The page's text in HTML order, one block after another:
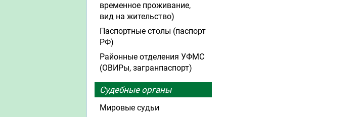
временное проживание,
вид на жительство)
Паспортные столы (паспорт
РФ)
Районные отделения УФМС
(ОВИРы, загранпаспорт)
Судебные органы
Мировые судьи